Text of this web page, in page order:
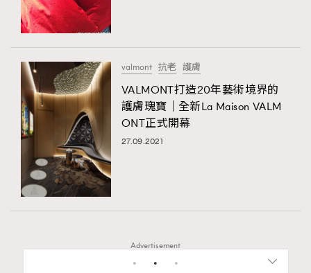
valmont 抗老 護膚
VALMONT打造20年藝術境界的
護膚瑰寶｜全新La Maison VALM
ONT正式開幕
27.09.2021
Advertisement